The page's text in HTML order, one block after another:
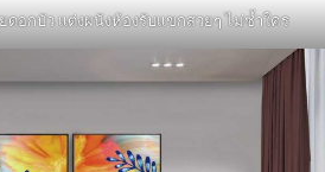
ยดอกบัว แต่งผนังห้องรับแขกสวยๆ ไม่ซ้ำใคร